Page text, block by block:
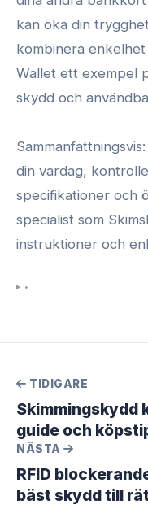
kan öka din
kombinera
Wallet ett exempel
skydd och
din vardag,
specifikationer och
specialist som
instruktioner och
•
TIDIGARE
Skimmingskydd
guide och
NÄSTA
RFID
bäst skydd till